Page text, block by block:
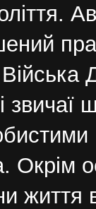
Окрім